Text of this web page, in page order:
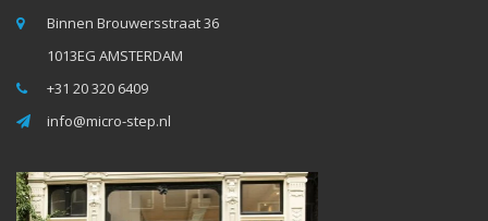
Binnen Brouwersstraat 36
1013EG AMSTERDAM
+31 20 320 6409
info@micro-step.nl